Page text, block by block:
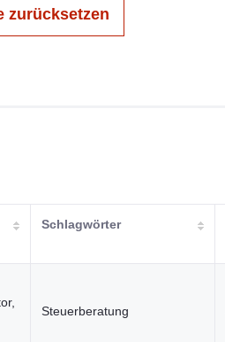
zurücksetzen
Schlagwörter
Steuerberatung